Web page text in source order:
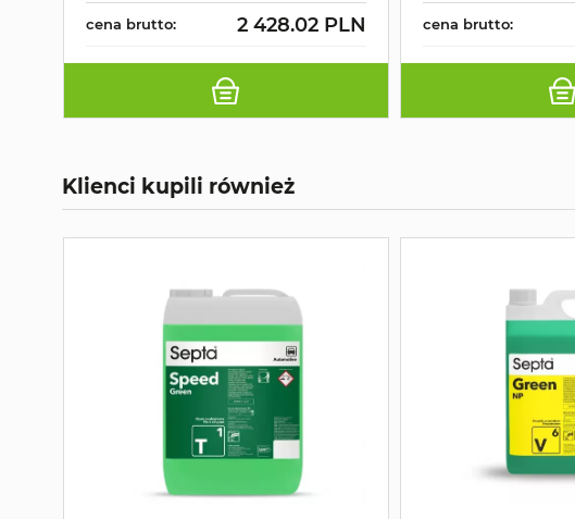
cena brutto: 2 428.02 PLN cena brutto:
Klienci kupili również